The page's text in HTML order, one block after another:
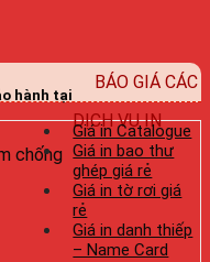
hành tại
chống
BÁO GIÁ CÁC
DỊCH VỤ IN
Giá in Catalogue
Giá in bao thư
ghép giá rẻ
Giá in tờ rơi giá
rẻ
Giá in danh thiếp
– Name Card